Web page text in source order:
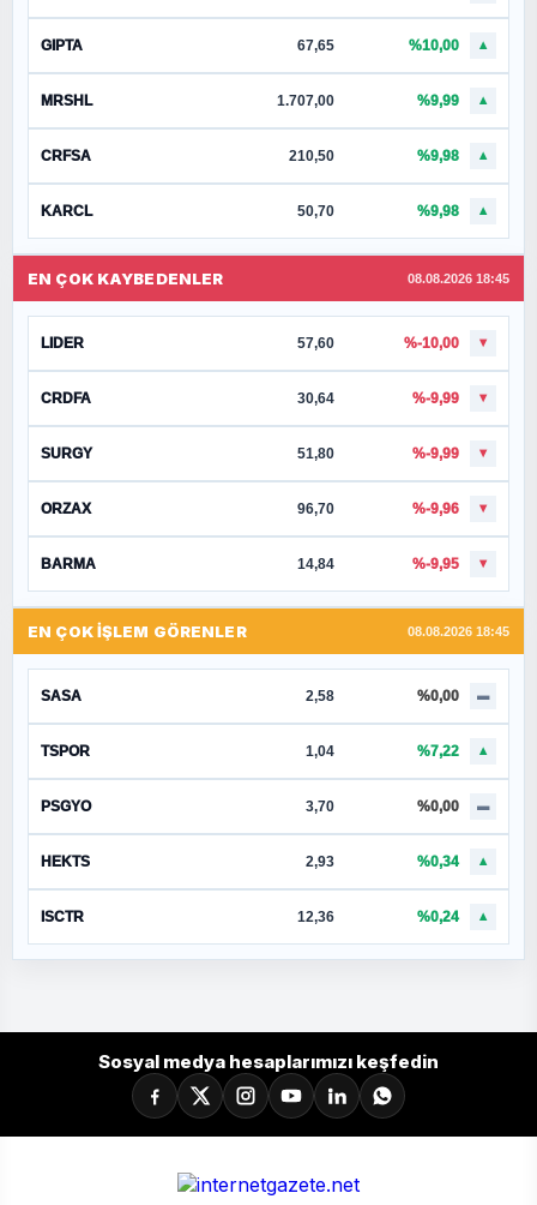
GIPTA 67,65 %10,00 ▲
MRSHL 1.707,00 %9,99 ▲
CRFSA 210,50 %9,98 ▲
KARCL 50,70 %9,98 ▲
EN ÇOK KAYBEDENLER 08.08.2026 18:45
LIDER 57,60 %-10,00 ▼
CRDFA 30,64 %-9,99 ▼
SURGY 51,80 %-9,99 ▼
ORZAX 96,70 %-9,96 ▼
BARMA 14,84 %-9,95 ▼
EN ÇOK İŞLEM GÖRENLER 08.08.2026 18:45
SASA 2,58 %0,00 ▬
TSPOR 1,04 %7,22 ▲
PSGYO 3,70 %0,00 ▬
HEKTS 2,93 %0,34 ▲
ISCTR 12,36 %0,24 ▲
Sosyal medya hesaplarımızı keşfedin